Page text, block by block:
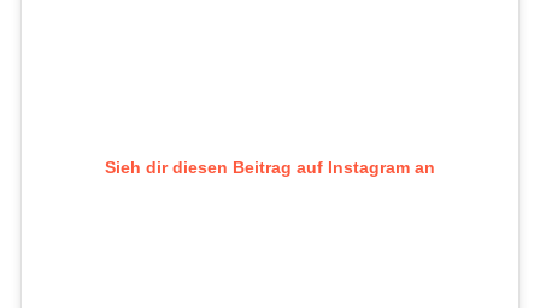
Sieh dir diesen Beitrag auf Instagram an